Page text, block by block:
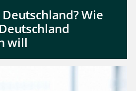
Wie
will